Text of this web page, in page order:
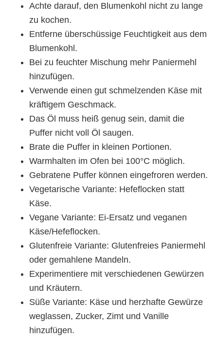
Achte darauf, den Blumenkohl nicht zu lange
zu kochen.
Entferne überschüssige Feuchtigkeit aus dem
Blumenkohl.
Bei zu feuchter Mischung mehr Paniermehl
hinzufügen.
Verwende einen gut schmelzenden Käse mit
kräftigem Geschmack.
Das Öl muss heiß genug sein, damit die
Puffer nicht voll Öl saugen.
Brate die Puffer in kleinen Portionen.
Warmhalten im Ofen bei 100°C möglich.
Gebratene Puffer können eingefroren werden.
Vegetarische Variante: Hefeflocken statt
Käse.
Vegane Variante: Ei-Ersatz und veganen
Käse/Hefeflocken.
Glutenfreie Variante: Glutenfreies Paniermehl
oder gemahlene Mandeln.
Experimentiere mit verschiedenen Gewürzen
und Kräutern.
Süße Variante: Käse und herzhafte Gewürze
weglassen, Zucker, Zimt und Vanille
hinzufügen.